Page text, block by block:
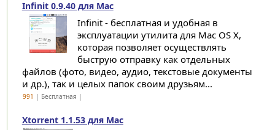
Infinit 0.9.40 для Mac
Infinit - бесплатная и удобная в
эксплуатации утилита для Mac OS X,
которая позволяет осуществлять
быструю отправку как отдельных
файлов (фото, видео, аудио, текстовые документы
и др.), так и целых папок своим друзьям...
991 | Бесплатная |
Xtorrent 1.1.53 для Mac